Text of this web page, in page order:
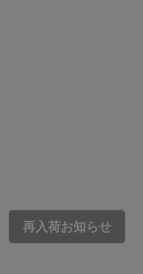
再入荷お知らせ